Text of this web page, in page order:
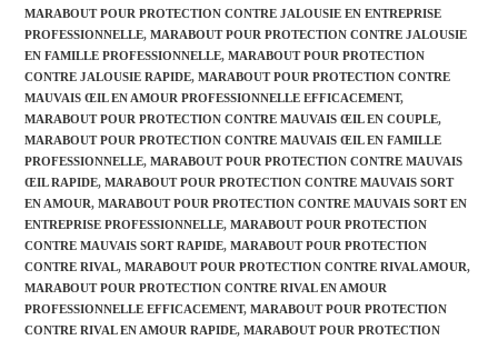
MARABOUT POUR PROTECTION CONTRE JALOUSIE EN ENTREPRISE
PROFESSIONNELLE, MARABOUT POUR PROTECTION CONTRE JALOUSIE
EN FAMILLE PROFESSIONNELLE, MARABOUT POUR PROTECTION
CONTRE JALOUSIE RAPIDE, MARABOUT POUR PROTECTION CONTRE
MAUVAIS ŒIL EN AMOUR PROFESSIONNELLE EFFICACEMENT,
MARABOUT POUR PROTECTION CONTRE MAUVAIS ŒIL EN COUPLE,
MARABOUT POUR PROTECTION CONTRE MAUVAIS ŒIL EN FAMILLE
PROFESSIONNELLE, MARABOUT POUR PROTECTION CONTRE MAUVAIS
ŒIL RAPIDE, MARABOUT POUR PROTECTION CONTRE MAUVAIS SORT
EN AMOUR, MARABOUT POUR PROTECTION CONTRE MAUVAIS SORT EN
ENTREPRISE PROFESSIONNELLE, MARABOUT POUR PROTECTION
CONTRE MAUVAIS SORT RAPIDE, MARABOUT POUR PROTECTION
CONTRE RIVAL, MARABOUT POUR PROTECTION CONTRE RIVAL AMOUR,
MARABOUT POUR PROTECTION CONTRE RIVAL EN AMOUR
PROFESSIONNELLE EFFICACEMENT, MARABOUT POUR PROTECTION
CONTRE RIVAL EN AMOUR RAPIDE, MARABOUT POUR PROTECTION